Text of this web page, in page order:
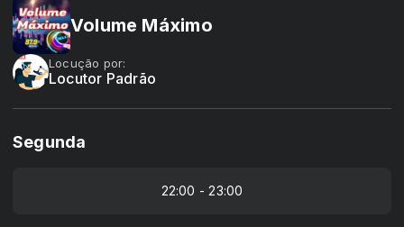
Volume Máximo
Locução por:
Locutor Padrão
Segunda
22:00 - 23:00